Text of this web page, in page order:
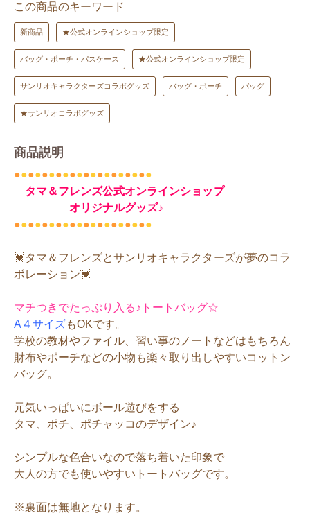
この商品のキーワード
新商品 ★公式オンラインショップ限定
バッグ・ポーチ・パスケース ★公式オンラインショップ限定
サンリオキャラクターズコラボグッズ バッグ・ポーチ バッグ
★サンリオコラボグッズ
商品説明
●●●●●●●●●●●●●●●●●●●●
タマ＆フレンズ公式オンラインショップ
オリジナルグッズ♪
●●●●●●●●●●●●●●●●●●●●
💓タマ＆フレンズとサンリオキャラクターズが夢のコラ
ボレーション💓
マチつきでたっぷり入る♪トートバッグ☆
A４サイズ もOKです。
学校の教材やファイル、習い事のノートなどはもちろん
財布やポーチなどの小物も楽々取り出しやすいコットン
バッグ。
元気いっぱいにボール遊びをする
タマ、ポチ、ポチャッコのデザイン♪
シンプルな色合いなので落ち着いた印象で
大人の方でも使いやすいトートバッグです。
※裏面は無地となります。